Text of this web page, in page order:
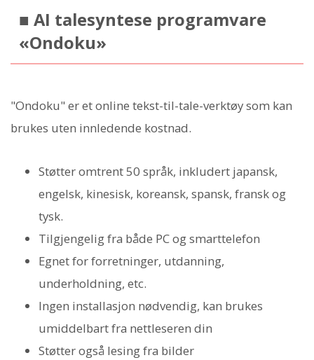
■ AI talesyntese programvare
«Ondoku»
"Ondoku" er et online tekst-til-tale-verktøy som kan
brukes uten innledende kostnad.
Støtter omtrent 50 språk, inkludert japansk,
engelsk, kinesisk, koreansk, spansk, fransk og
tysk.
Tilgjengelig fra både PC og smarttelefon
Egnet for forretninger, utdanning,
underholdning, etc.
Ingen installasjon nødvendig, kan brukes
umiddelbart fra nettleseren din
Støtter også lesing fra bilder